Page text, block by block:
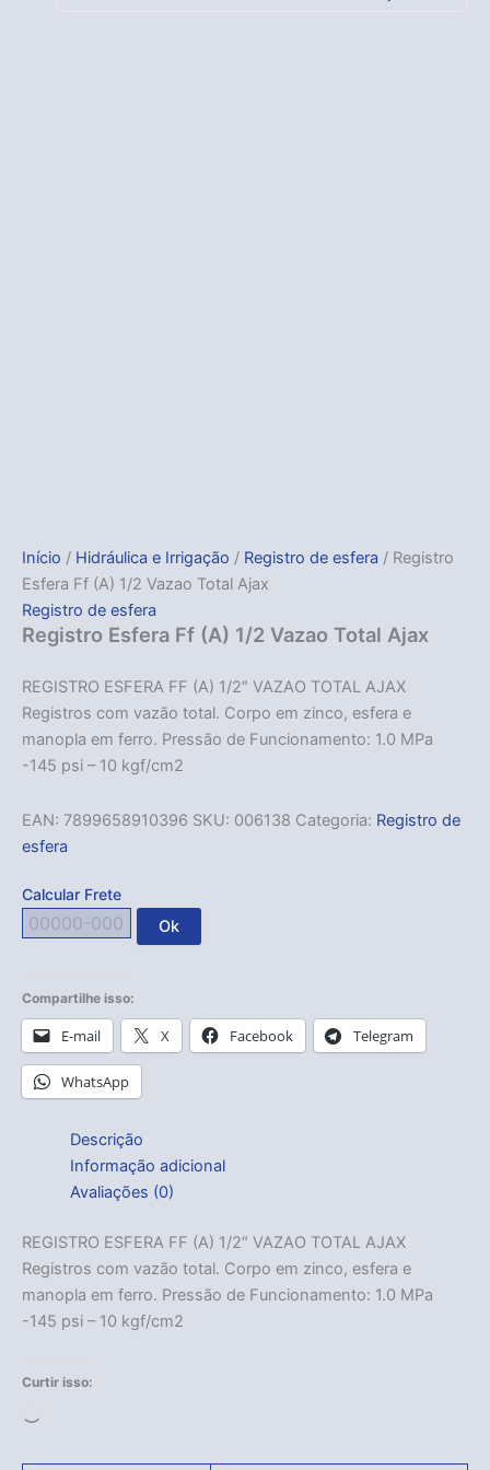
Início / Hidráulica e Irrigação / Registro de esfera / Registro
Esfera Ff (A) 1/2 Vazao Total Ajax
Registro de esfera
Registro Esfera Ff (A) 1/2 Vazao Total Ajax
REGISTRO ESFERA FF (A) 1/2″ VAZAO TOTAL AJAX
Registros com vazão total. Corpo em zinco, esfera e
manopla em ferro. Pressão de Funcionamento: 1.0 MPa
-145 psi – 10 kgf/cm2
EAN: 7899658910396 SKU: 006138 Categoria: Registro de
esfera
Calcular Frete
Ok
Compartilhe isso:
E-mail X Facebook Telegram
WhatsApp
Descrição
Informação adicional
Avaliações (0)
REGISTRO ESFERA FF (A) 1/2″ VAZAO TOTAL AJAX
Registros com vazão total. Corpo em zinco, esfera e
manopla em ferro. Pressão de Funcionamento: 1.0 MPa
-145 psi – 10 kgf/cm2
Curtir isso: